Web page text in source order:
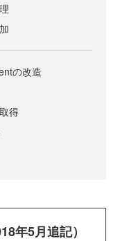
の改造
得
年5月追記）